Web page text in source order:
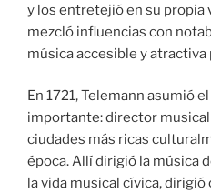
y los entretejió en su propia
mezcló influencias con
música accesible y
En 1721, Telemann asumió
importante: director musical
ciudades más ricas
época. Allí dirigió la música
la vida musical cívica,